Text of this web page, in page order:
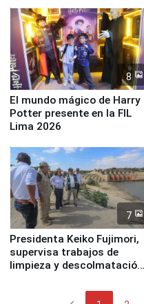
la UGEL 2
8
El mundo mágico de Harry
Potter presente en la FIL
Lima 2026
7
Presidenta Keiko Fujimori,
supervisa trabajos de
limpieza y descolmatación